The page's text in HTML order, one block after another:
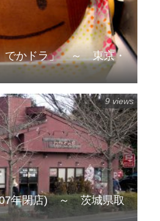
かドラ」 ～ 東京・
年閉店) ～ 茨城県取
9 views